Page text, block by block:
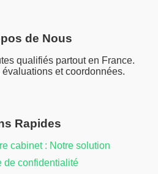
de Nous
qualifiés partout en France.
et coordonnées.
Rapides
cabinet : Notre solution
de confidentialité